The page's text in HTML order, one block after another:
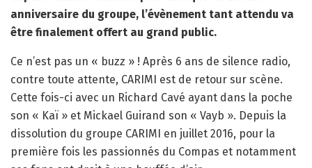
anniversaire du groupe, l’évènement tant attendu va
être finalement offert au grand public.
Ce n’est pas un « buzz » ! Après 6 ans de silence radio,
contre toute attente, CARIMI est de retour sur scène.
Cette fois-ci avec un Richard Cavé ayant dans la poche
son « Kaï » et Mickael Guirand son « Vayb ». Depuis la
dissolution du groupe CARIMI en juillet 2016, pour la
première fois les passionnés du Compas et notamment